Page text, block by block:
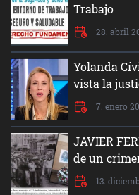
Trabajo
28. abril
Yolanda
vista la
dignidad
7. enero
JAVIER
de un
13.